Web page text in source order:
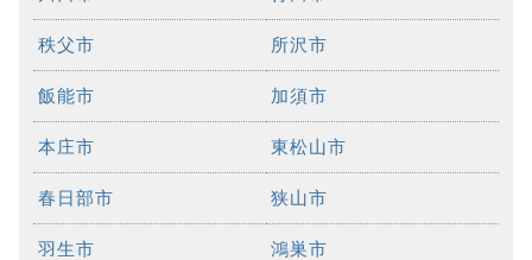
秩父市 所沢市
飯能市 加須市
本庄市 東松山市
春日部市 狭山市
羽生市 鴻巣市